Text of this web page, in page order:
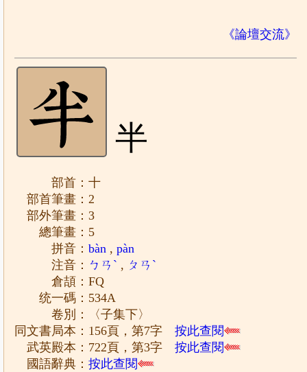
《論壇交流》
半
部首：十
部首筆畫：2
部外筆畫：3
總筆畫：5
拼音：bàn ,pàn
注音： ㄅㄢˋ , ㄆㄢˋ
倉頡：FQ
统一碼：534A
卷別：〈子集下〉
同文書局本：156頁，第7字按此查閱
武英殿本：722頁，第3字按此查閱
國語辭典：按此查閱